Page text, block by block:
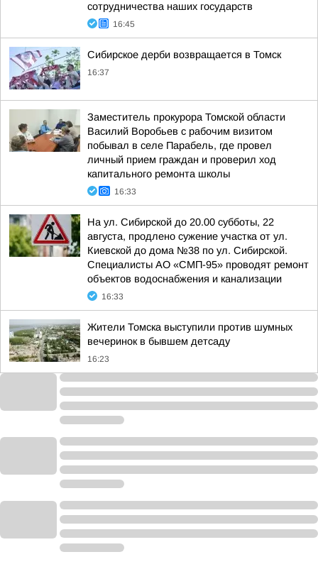
сотрудничества наших государств
16:45
Сибирское дерби возвращается в Томск
16:37
Заместитель прокурора Томской области
Василий Воробьев с рабочим визитом
побывал в селе Парабель, где провел
личный прием граждан и проверил ход
капитального ремонта школы
16:33
На ул. Сибирской до 20.00 субботы, 22
августа, продлено сужение участка от ул.
Киевской до дома №38 по ул. Сибирской.
Специалисты АО «СМП-95» проводят ремонт
объектов водоснабжения и канализации
16:33
Жители Томска выступили против шумных
вечеринок в бывшем детсаду
16:23